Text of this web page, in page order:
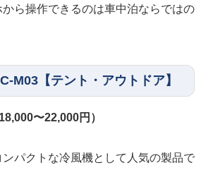
ら操作できるのは車中泊ならではの
M03【テント・アウトドア】
〜22,000円）
パクトな冷風機として人気の製品で